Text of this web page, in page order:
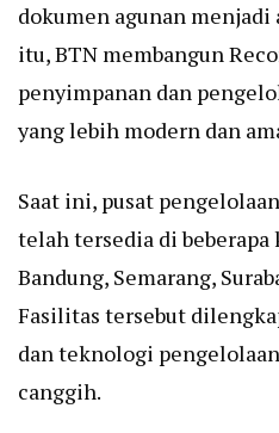
dokumen agunan
itu, BTN membangun
penyimpanan dan
yang lebih modern dan
Saat ini, pusat
telah tersedia di beberapa
Bandung, Semarang,
Fasilitas tersebut
dan teknologi
canggih.